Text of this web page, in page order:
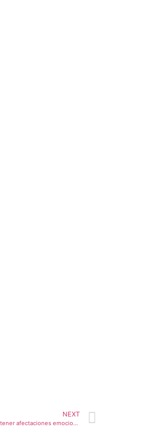
NEXT
#DIFMatehuala es importante mantener buena salud mental para no tener afectaciones emocionales